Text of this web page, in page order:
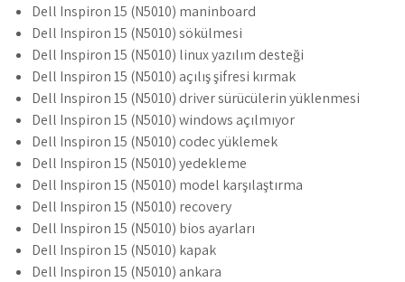
Dell Inspiron 15 (N5010) maninboard
Dell Inspiron 15 (N5010) sökülmesi
Dell Inspiron 15 (N5010) linux yazılım desteği
Dell Inspiron 15 (N5010) açılış şifresi kırmak
Dell Inspiron 15 (N5010) driver sürücülerin yüklenmesi
Dell Inspiron 15 (N5010) windows açılmıyor
Dell Inspiron 15 (N5010) codec yüklemek
Dell Inspiron 15 (N5010) yedekleme
Dell Inspiron 15 (N5010) model karşılaştırma
Dell Inspiron 15 (N5010) recovery
Dell Inspiron 15 (N5010) bios ayarları
Dell Inspiron 15 (N5010) kapak
Dell Inspiron 15 (N5010) ankara